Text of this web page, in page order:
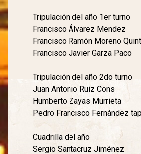
Tripulación del año 1er turno
Francisco Álvarez Mendez
Francisco Ramón Moreno
Francisco Javier Garza Paco
Tripulación del año 2do turno
Juan Antonio Ruiz Cons
Humberto Zayas Murrieta
Pedro Francisco Fernández
Cuadrilla del año
Sergio Santacruz Jiménez